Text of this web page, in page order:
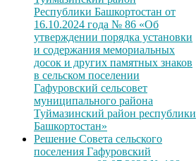
Республики Башкортостан от
16.10.2024 года № 86 «Об
утверждении порядка установки
и содержания мемориальных
досок и других памятных знаков
в сельском поселении
Гафуровский сельсовет
муниципального района
Туймазинский район республики
Башкортостан»
Решение Совета сельского
поселения Гафуровский